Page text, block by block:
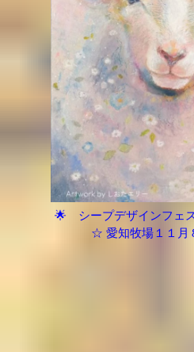
🌟 シープデザインフェ
☆ 愛知牧場１１月